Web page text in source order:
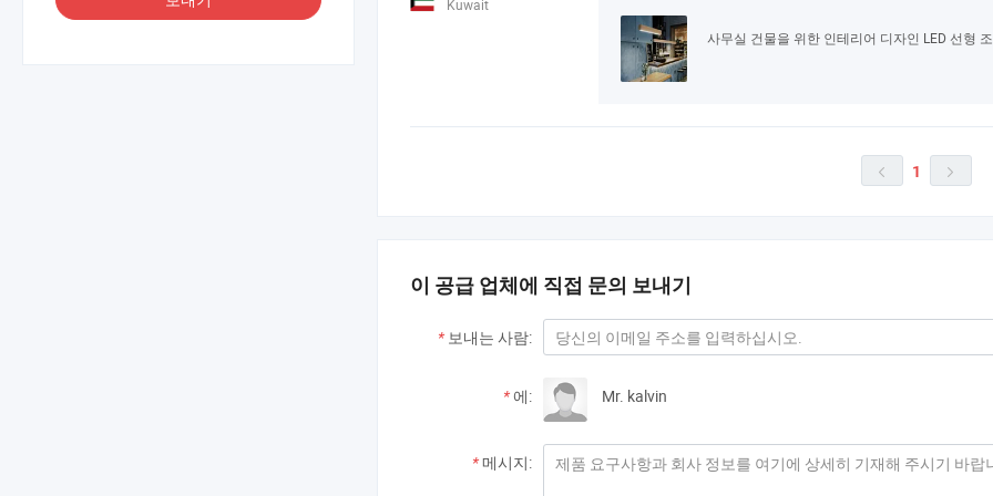
Kuwait
사무실 건물을 위한 인테리어 디자인 LED 선형
 1 
이 공급 업체에 직접 문의 보내기
* 보내는 사람:
*에: Mr. kalvin
*메시지: